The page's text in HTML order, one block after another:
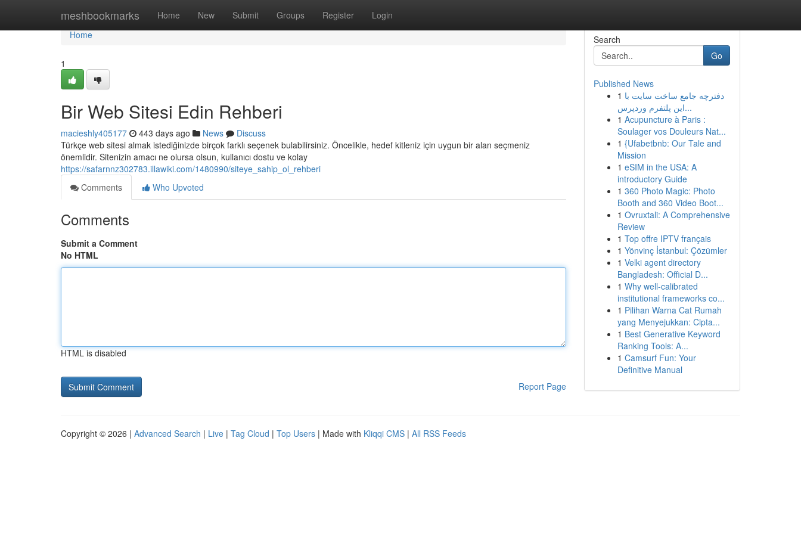
meshbookmarks Home New Submit Groups Register Login
Home
Home
1
Bir Web Sitesi Edin Rehberi
macieshly405177 443 days ago News
Discuss
Türkçe web sitesi almak istediğinizde birçok farklı seçenek bulabilirsiniz. Öncelikle, hedef kitleniz için uygun bir alan seçmeniz
önemlidir. Sitenizin amacı ne olursa olsun, kullanıcı dostu ve kolay
https://safarnnz302783.illawiki.com/1480990/siteye_sahip_ol_rehberi
Comments
Who Upvoted
Comments
Submit a Comment
No HTML
HTML is disabled
Report Page
Search
Go
Published News
1 دفترچه جامع ساخت سایت با
این پلتفرم وردپرس...
1 Acupuncture à Paris :
Soulager vos Douleurs Nat...
1 {Ufabetbnb: Our Tale and
Mission
1 eSIM in the USA: A
introductory Guide
1 360 Photo Magic: Photo
Booth and 360 Video Boot...
1 Ovruxtali: A Comprehensive
Review
1 Top offre IPTV français
1 Yönvinç İstanbul: Çözümler
1 Velki agent directory
Bangladesh: Official D...
1 Why well-calibrated
institutional frameworks co...
1 Pilihan Warna Cat Rumah
yang Menyejukkan: Cipta...
1 Best Generative Keyword
Ranking Tools: A...
1 Camsurf Fun: Your
Definitive Manual
Copyright © 2026 | Advanced Search | Live | Tag Cloud | Top Users | Made with Kliqqi CMS | All RSS Feeds